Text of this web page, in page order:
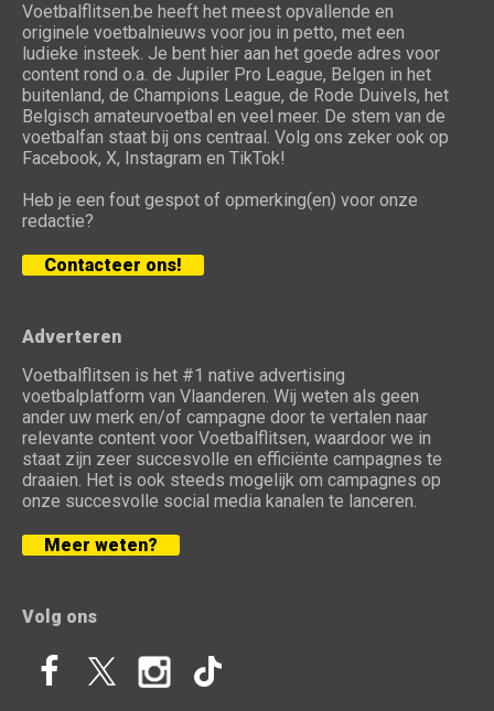
Voetbalflitsen.be heeft het meest opvallende en
originele voetbalnieuws voor jou in petto, met een
ludieke insteek. Je bent hier aan het goede adres voor
content rond o.a. de Jupiler Pro League, Belgen in het
buitenland, de Champions League, de Rode Duivels, het
Belgisch amateurvoetbal en veel meer. De stem van de
voetbalfan staat bij ons centraal. Volg ons zeker ook op
Facebook, X, Instagram en TikTok!
Heb je een fout gespot of opmerking(en) voor onze
redactie?
Contacteer ons!
Adverteren
Voetbalflitsen is het #1 native advertising
voetbalplatform van Vlaanderen. Wij weten als geen
ander uw merk en/of campagne door te vertalen naar
relevante content voor Voetbalflitsen, waardoor we in
staat zijn zeer succesvolle en efficiënte campagnes te
draaien. Het is ook steeds mogelijk om campagnes op
onze succesvolle social media kanalen te lanceren.
Meer weten?
Volg ons